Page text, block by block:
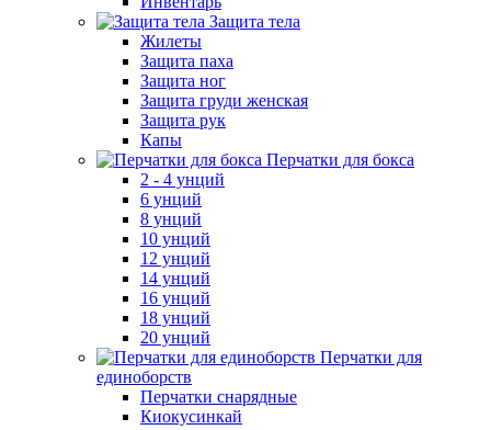
Защита тела
Жилеты
Защита паха
Защита ног
Защита груди женская
Защита рук
Капы
Перчатки для бокса
2 - 4 унций
6 унций
8 унций
10 унций
12 унций
14 унций
16 унций
18 унций
20 унций
Перчатки для
единоборств
Перчатки снарядные
Киокусинкай